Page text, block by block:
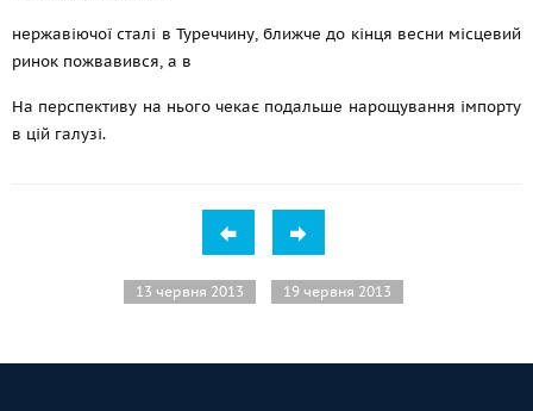
нержавіючої сталі в Туреччину, ближче до кінця весни місцевий
ринок пожвавився, а в
На перспективу на нього чекає подальше нарощування імпорту
в цій галузі.
13 червня 2013 19 червня 2013